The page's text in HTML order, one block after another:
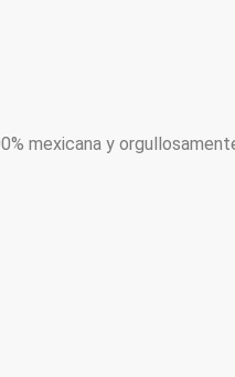
mexicana y